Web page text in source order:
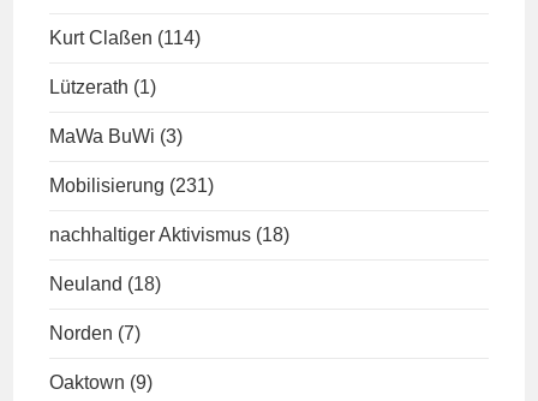
Kurt Claßen (114)
Lützerath (1)
MaWa BuWi (3)
Mobilisierung (231)
nachhaltiger Aktivismus (18)
Neuland (18)
Norden (7)
Oaktown (9)